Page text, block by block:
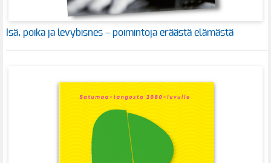
Isä, poika ja levybisnes – poimintoja eräästä elämästä